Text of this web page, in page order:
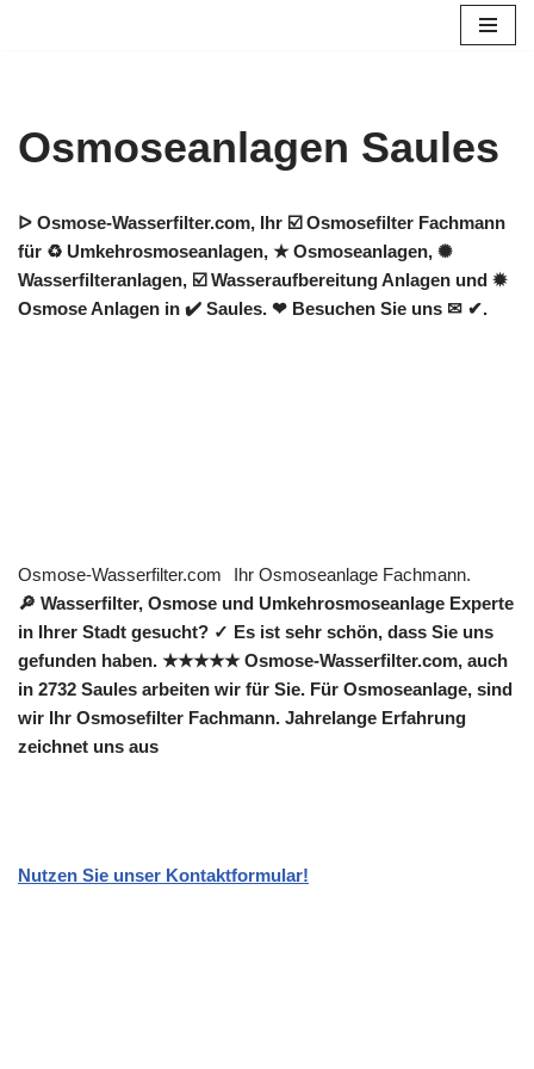
Osmoseanlagen Saules
ᐅ Osmose-Wasserfilter.com, Ihr ☑️ Osmosefilter Fachmann
für ♻ Umkehrosmoseanlagen, ★ Osmoseanlagen, ✺
Wasserfilteranlagen, ☑️ Wasseraufbereitung Anlagen und ✹
Osmose Anlagen in ✔️ Saules. ❤ Besuchen Sie uns ✉ ✔.
Osmose-Wasserfilter.com
Ihr Osmoseanlage Fachmann.
🔎 Wasserfilter, Osmose und Umkehrosmoseanlage Experte
in Ihrer Stadt gesucht? ✓ Es ist sehr schön, dass Sie uns
gefunden haben. ★★★★★ Osmose-Wasserfilter.com, auch
in 2732 Saules arbeiten wir für Sie. Für Osmoseanlage, sind
wir Ihr Osmosefilter Fachmann. Jahrelange Erfahrung
zeichnet uns aus
Nutzen Sie unser Kontaktformular!